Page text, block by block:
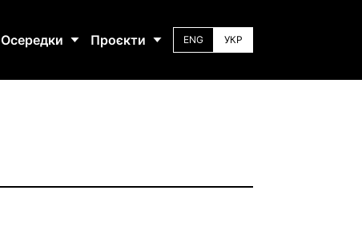
Осередки Проєкти ENG УКР